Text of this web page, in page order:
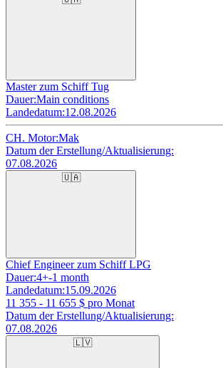
Master zum Schiff Tug
Dauer:Main conditions
Landedatum:12.08.2026
CH. Motor:Mak
Datum der Erstellung/Aktualisierung:
07.08.2026
🇺🇦
Chief Engineer zum Schiff LPG
Dauer:4+-1 month
Landedatum:15.09.2026
11 355 - 11 655 $ pro Monat
Datum der Erstellung/Aktualisierung:
07.08.2026
🇱🇻